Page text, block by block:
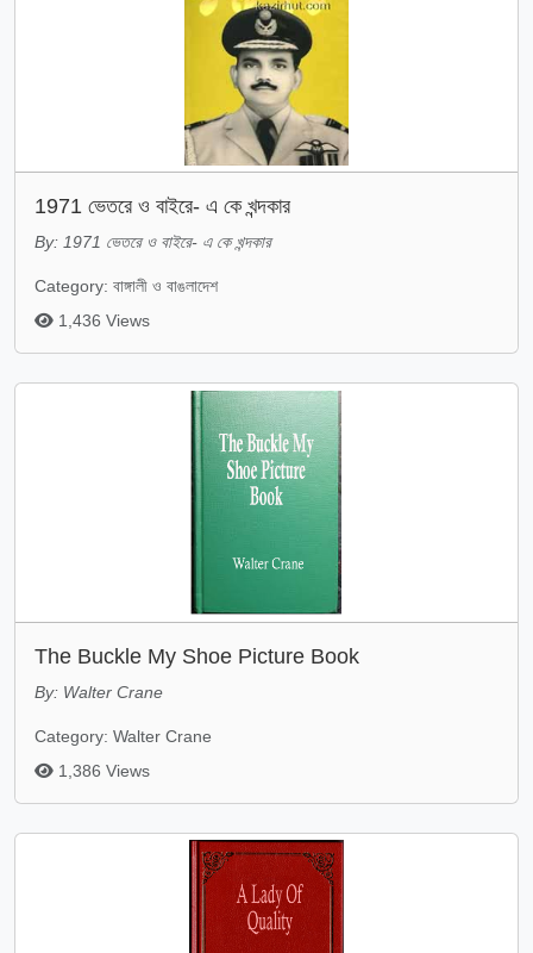
1971 ভেতরে ও বাইরে- এ কে খন্দকার
By: 1971 ভেতরে ও বাইরে- এ কে খন্দকার
Category: বাঙ্গালী ও বাঙলাদেশ
1,436 Views
The Buckle My Shoe Picture Book
By: Walter Crane
Category: Walter Crane
1,386 Views